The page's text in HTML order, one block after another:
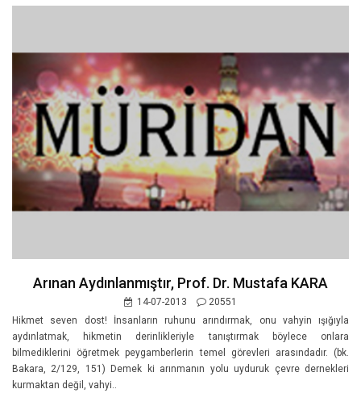
Arınan Aydınlanmıştır, Prof. Dr. Mustafa KARA
14-07-2013
20551
Hikmet seven dost! İnsanların ruhunu arındırmak, onu vahyin ışığıyla
aydınlatmak, hikmetin derinlikleriyle tanıştırmak böylece onlara
bilmediklerini öğretmek peygamberlerin temel görevleri arasındadır. (bk.
Bakara, 2/129, 151) Demek ki arınmanın yolu uyduruk çevre dernekleri
kurmaktan değil, vahyi..